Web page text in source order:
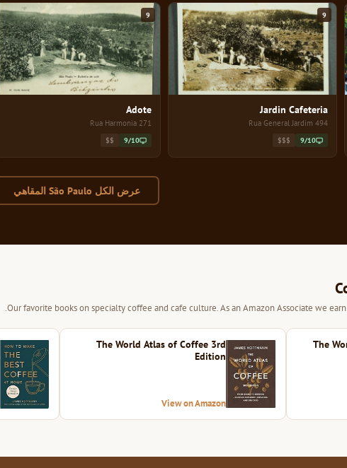
9
Jardin Cafeteria
494 Rua General Jardim
9/10
$$$
9
Adote
271 Rua Harmonia
9/10
$$
عرض الكل São Paulo المقاهي
Our favorite books on specialty coffee and cafe culture. As an Amazon Associate we
The
The World Atlas of Coffee 3rd
Edition
View on Amazon